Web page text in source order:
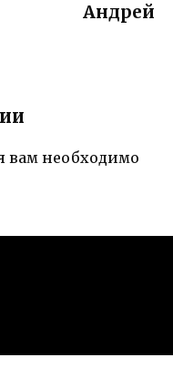
Андрей
вам необходимо